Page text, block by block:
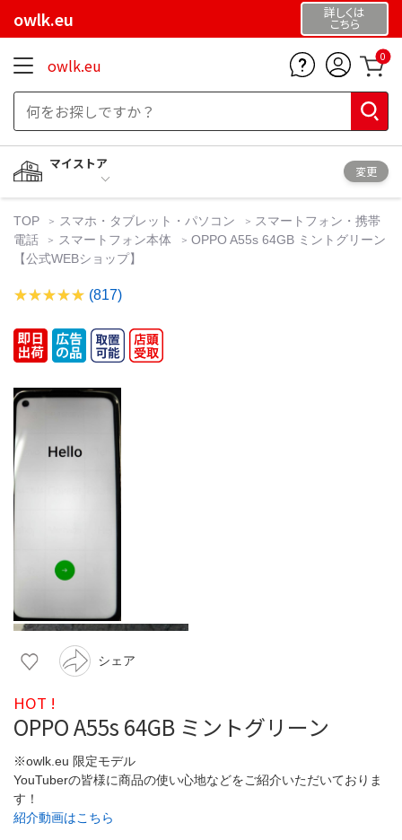
owlk.eu 詳しくは
こちら
owlk.eu 0
マイストア
変更
TOP スマホ・タブレット・パソコン
スマートフォン・携帯
電話
スマートフォン本体
OPPO A55s 64GB ミントグリーン
【公式WEBショップ】
(817)
シェア
HOT !
OPPO A55s 64GB ミントグリーン
※owlk.eu 限定モデル
YouTuberの皆様に商品の使い心地などをご紹介いただいておりま
す！
紹介動画はこちら